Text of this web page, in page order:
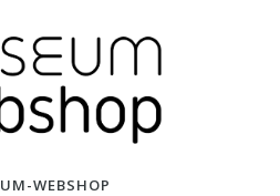
WEBSHOP